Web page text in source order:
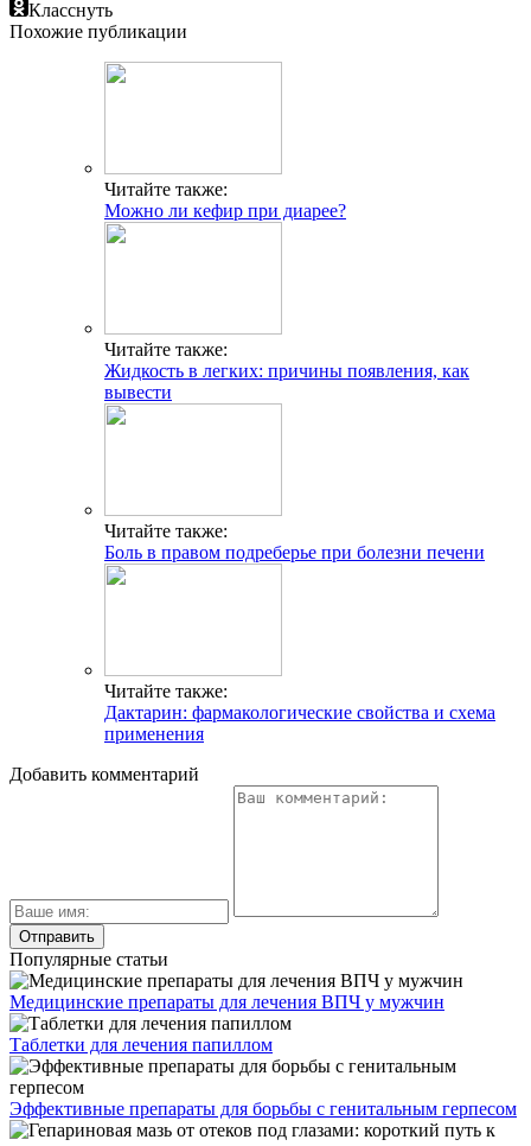
Класснуть
Похожие публикации
Читайте также:
Можно ли кефир при диарее?
Читайте также:
Жидкость в легких: причины появления, как
вывести
Читайте также:
Боль в правом подреберье при болезни печени
Читайте также:
Дактарин: фармакологические свойства и схема
применения
Добавить комментарий
Популярные статьи
Медицинские препараты для лечения ВПЧ у мужчин
Таблетки для лечения папиллом
Эффективные препараты для борьбы с генитальным герпесом